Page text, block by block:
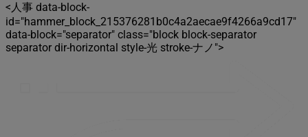
<人事 data-block-
id="hammer_block_215376281b0c4a2aecae9f4266a9cd17"
data-block="separator" class="block block-separator
separator dir-horizontal style-光 stroke-ナノ">